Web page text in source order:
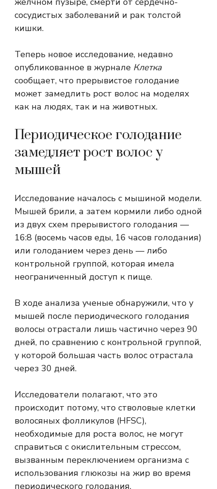
сосудистых заболеваний и рак толстой
кишки.
Теперь новое исследование, недавно
опубликованное в журнале Клетка
сообщает, что прерывистое голодание
может замедлить рост волос на моделях
как на людях, так и на животных.
Периодическое голодание
замедляет рост волос у
мышей
Исследование началось с мышиной модели.
Мышей брили, а затем кормили либо одной
из двух схем прерывистого голодания —
16:8 (восемь часов еды, 16 часов голодания)
или голоданием через день — либо
контрольной группой, которая имела
неограниченный доступ к пище.
В ходе анализа ученые обнаружили, что у
мышей после периодического голодания
волосы отрастали лишь частично через 90
дней, по сравнению с контрольной группой,
у которой большая часть волос отрастала
через 30 дней.
Исследователи полагают, что это
происходит потому, что стволовые клетки
волосяных фолликулов (HFSC),
необходимые для роста волос, не могут
справиться с окислительным стрессом,
вызванным переключением организма с
использования глюкозы на жир во время
периодического голодания.